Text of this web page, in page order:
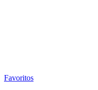
Favoritos